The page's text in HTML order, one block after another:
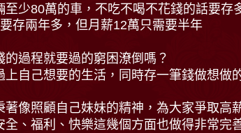
至少80萬的車，不吃不喝不花錢的話要存
存兩年多，但月薪12萬只需要半年
的過程就要過的窮困潦倒嗎？
上自己想要的生活，同時存一筆錢做想做
著像照顧自己妹妹的精神，為大家爭取高
全、福利、快樂這幾個方面也做得非常完